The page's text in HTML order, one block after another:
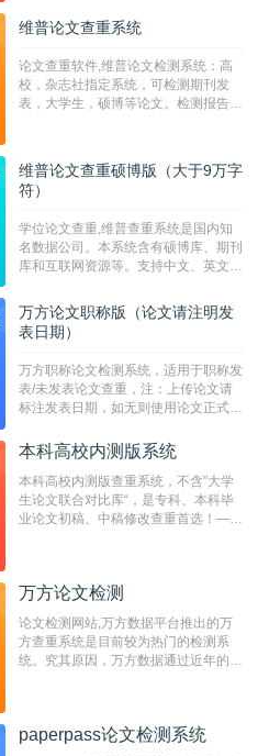
维普论文查重系统
论文查重软件,维普论文检测系统：高
校，杂志社指定系统，可检测期刊发
表，大学生，硕博等论文。检测报告支
维普论文查重硕博版（大于9万字
符）
学位论文查重,维普查重系统是国内知
名数据公司。本系统含有硕博库、期刊
库和互联网资源等。支持中文、英文、
定院校！！！
万方论文职称版（论文请注明发
表日期）
万方职称论文检测系统，适用于职称发
表/未发表论文查重，注：上传论文请
标注发表日期，如无则使用论文正式发
成时间作为发表日期。
本科高校内测版系统
本科高校内测版查重系统，不含”大学
生论文联合对比库“，是专科、本科毕
业论文初稿、中稿修改查重首选！——
万方论文检测
论文检测网站,万方数据平台推出的万
方查重系统是目前较为热门的检测系
统。究其原因，万方数据通过近年的发
非。其次，相对于知网而言，万方检测
paperpass论文检测系统